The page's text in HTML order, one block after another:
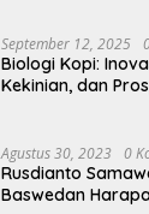
September 12, 2025
Biologi Kopi:
Kekinian, dan
Agustus 30, 2023 0
Rusdianto
Baswedan